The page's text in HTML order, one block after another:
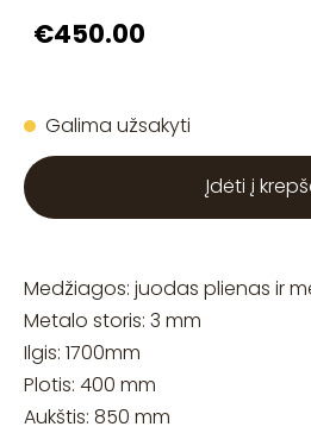
€450.00
Galima užsakyti
Įdėti į
Medžiagos: juodas plienas ir
Metalo storis: 3 mm
Ilgis: 1700mm
Plotis: 400 mm
Aukštis: 850 mm